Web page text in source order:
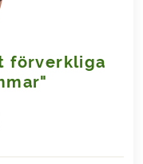
förverkliga